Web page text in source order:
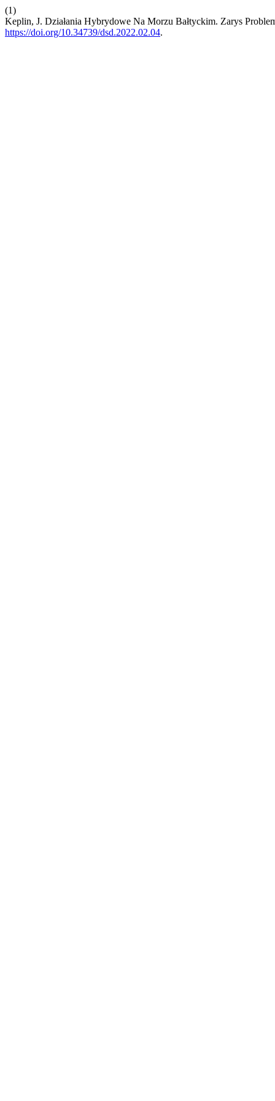
(1)
Keplin, J. Działania Hybrydowe Na Morzu Bałtyckim. Zarys
https://doi.org/10.34739/dsd.2022.02.04.